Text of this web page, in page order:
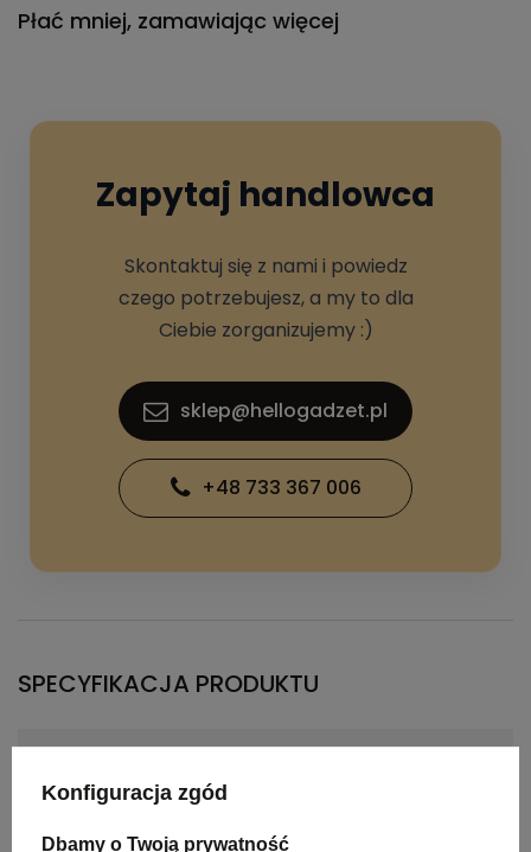
Płać mniej, zamawiając więcej
Zapytaj handlowca
Skontaktuj się z nami i powiedz
czego potrzebujesz, a my to dla
Ciebie zorganizujemy :)
sklep@hellogadzet.pl
+48 733 367 006
SPECYFIKACJA PRODUKTU
Konfiguracja zgód
Dbamy o Twoją prywatność